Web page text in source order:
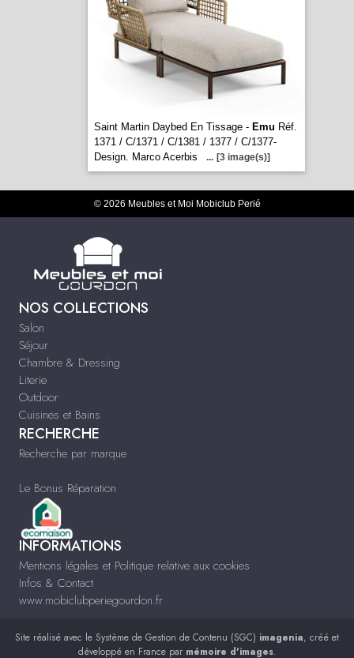
Saint Martin Daybed En Tissage - Emu Réf.
1371 / C/1371 / C/1381 / 1377 / C/1377-
Design. Marco Acerbis
... [3 image(s)]
© 2026 Meubles et Moi Mobiclub Perié
NOS COLLECTIONS
Salon
Séjour
Chambre & Dressing
Literie
Outdoor
Cuisines et Bains
RECHERCHE
Recherche par marque
Le Bonus Réparation
INFORMATIONS
Mentions légales et Politique relative aux cookies
Infos & Contact
www.mobiclubperiegourdon.fr
Site réalisé avec le Système de Gestion de Contenu (SGC) imagenia, créé et
développé en France par mémoire d'images.